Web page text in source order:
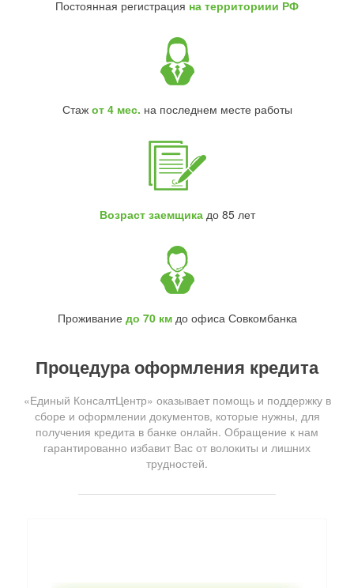
Постоянная регистрация на территориии РФ
Стаж от 4 мес. на последнем месте работы
Возраст заемщикадо 85 лет
Проживание до 70 кмдо офиса Совкомбанка
Процедура оформления кредита
«Единый КонсалтЦентр» оказывает помощь и поддержку в
сборе и оформлении документов, которые нужны, для
получения кредита в банке онлайн. Обращение к нам
гарантированно избавит Вас от волокиты и лишних
трудностей.